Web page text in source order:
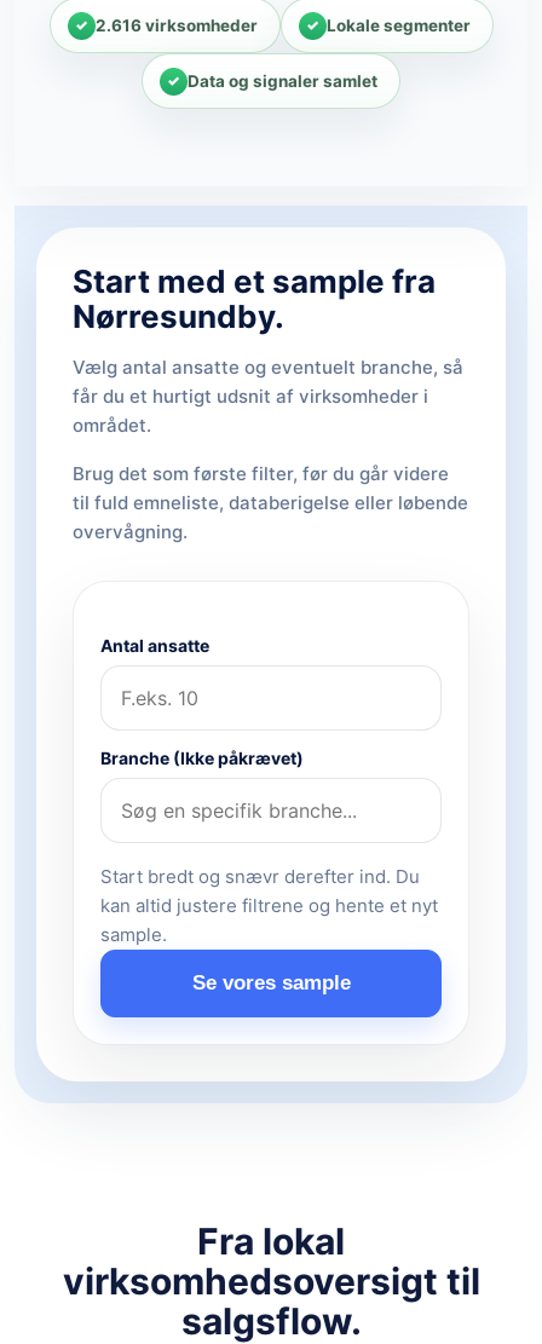
2.616 virksomheder Lokale segmenter
Data og signaler samlet
Start med et sample fra
Nørresundby.
Vælg antal ansatte og eventuelt branche, så
får du et hurtigt udsnit af virksomheder i
området.
Brug det som første filter, før du går videre
til fuld emneliste, databerigelse eller løbende
overvågning.
Antal ansatte
Branche (Ikke påkrævet)
Start bredt og snævr derefter ind. Du
kan altid justere filtrene og hente et nyt
sample.
Se vores sample
Fra lokal
virksomhedsoversigt til
salgsflow.